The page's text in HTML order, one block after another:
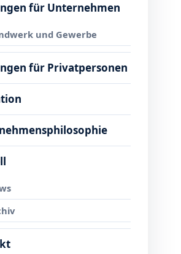
für Unternehmen
und Gewerbe
für Privatpersonen